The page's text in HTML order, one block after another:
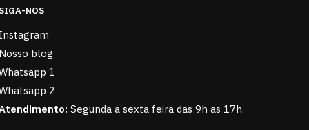
NOS
blog
1
2
Segunda a sexta feira das 9h as 17h.